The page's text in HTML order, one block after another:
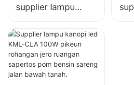
supplier lampu
teluk tinggi led
pikeun pabrik
industri, gudang,
sareng aplikasi
lampu jero ruangan